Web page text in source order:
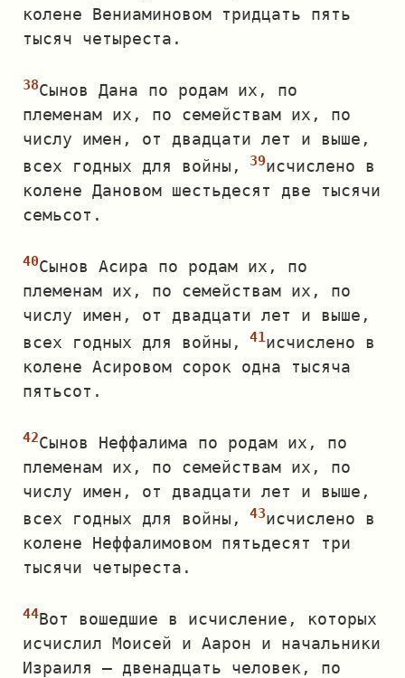
колене Вениаминовом тридцать пять
тысяч четыреста.
Сынов Дана по родам их, по
племенам их, по семействам их, по
числу имен, от двадцати лет и выше,
всех годных для войны,
исчислено в
колене Дановом шестьдесят две тысячи
семьсот.
Сынов Асира по родам их, по
племенам их, по семействам их, по
числу имен, от двадцати лет и выше,
всех годных для войны,
исчислено в
колене Асировом сорок одна тысяча
пятьсот.
Сынов Неффалима по родам их, по
племенам их, по семействам их, по
числу имен, от двадцати лет и выше,
всех годных для войны,
исчислено в
колене Неффалимовом пятьдесят три
тысячи четыреста.
Вот вошедшие в исчисление, которых
исчислил Моисей и Аарон и начальники
Израиля — двенадцать человек, по